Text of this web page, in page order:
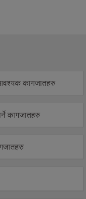
आवश्यक कागजातहरु
कागजातहरु